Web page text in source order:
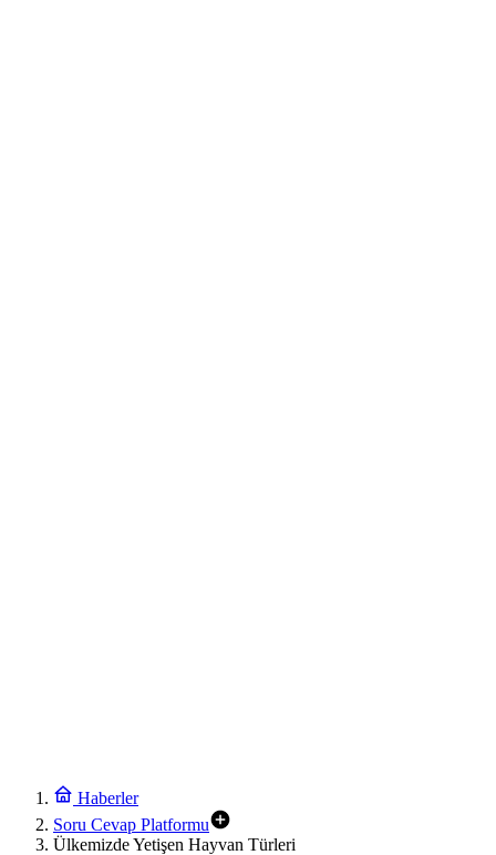
Haberler
Soru Cevap Platformu
Ülkemizde Yetişen Hayvan Türleri